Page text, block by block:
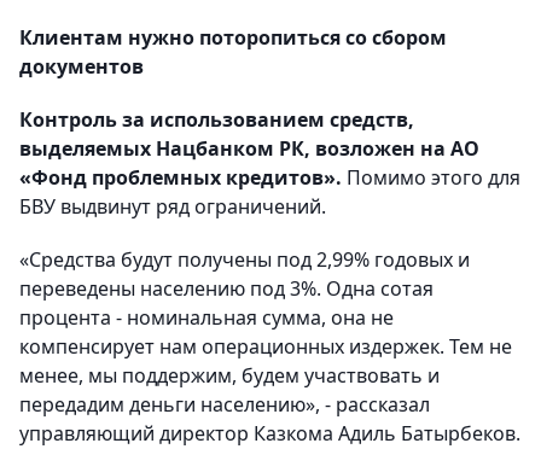
Клиентам нужно поторопиться со сбором
документов
Контроль за использованием средств,
выделяемых Нацбанком РК, возложен на АО
«Фонд проблемных кредитов». Помимо этого для
БВУ выдвинут ряд ограничений.
«Средства будут получены под 2,99% годовых и
переведены населению под 3%. Одна сотая
процента - номинальная сумма, она не
компенсирует нам операционных издержек. Тем не
менее, мы поддержим, будем участвовать и
передадим деньги населению», - рассказал
управляющий директор Казкома Адиль Батырбеков.